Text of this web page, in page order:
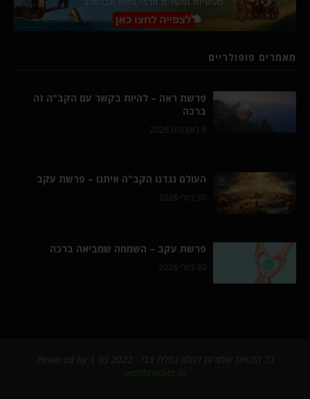
מאמרים פופולריים
פרשת ראה – להיות בקשר עם הקב"ה זה
ברכה
6 באוגוסט 2026
העולם נגדנו הקב"ה איתנו – פרשת עקב
30 ביולי 2026
פרשת עקב – השמחה שמביאה ברכה
30 ביולי 2026
nextbracket.io